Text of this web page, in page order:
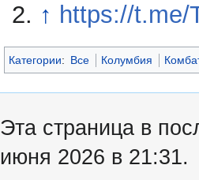
↑ https://t.me/
Категории: Все Колумбия
Эта страница в
июня 2026 в 21:31.